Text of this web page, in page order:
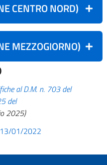
CENTRO NORD)
MEZZOGIORNO)
al D.M. n. 703 del
del
2025)
01/2022